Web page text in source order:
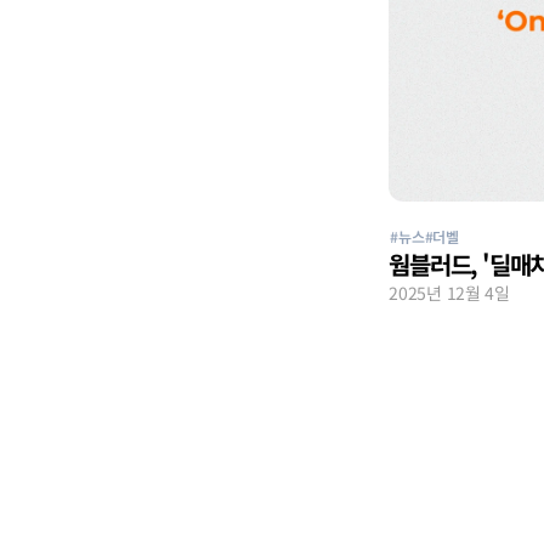
#뉴스#더벨
웜블러드, '딜매
2025년 12월 4일